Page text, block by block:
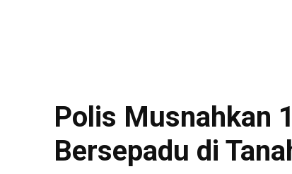
Polis Musnahkan
Bersepadu di